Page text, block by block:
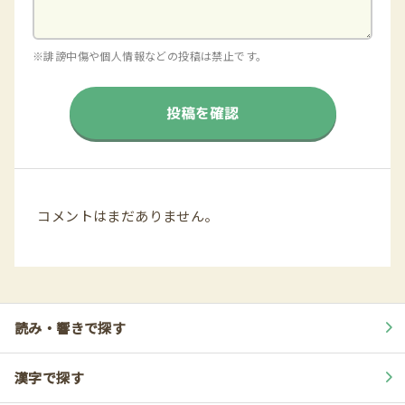
※誹謗中傷や個人情報などの投稿は禁止です。
投稿を確認
コメントはまだありません。
読み・響きで探す
漢字で探す